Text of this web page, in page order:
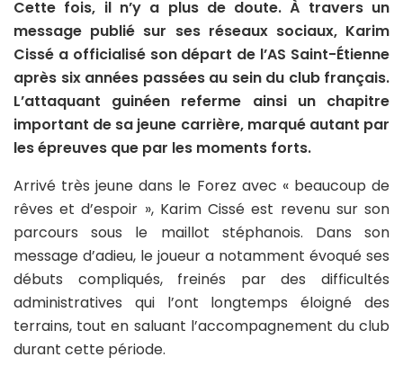
Cette fois, il n’y a plus de doute. À travers un
message publié sur ses réseaux sociaux, Karim
Cissé a officialisé son départ de l’AS Saint-Étienne
après six années passées au sein du club français.
L’attaquant guinéen referme ainsi un chapitre
important de sa jeune carrière, marqué autant par
les épreuves que par les moments forts.
Arrivé très jeune dans le Forez avec « beaucoup de
rêves et d’espoir », Karim Cissé est revenu sur son
parcours sous le maillot stéphanois. Dans son
message d’adieu, le joueur a notamment évoqué ses
débuts compliqués, freinés par des difficultés
administratives qui l’ont longtemps éloigné des
terrains, tout en saluant l’accompagnement du club
durant cette période.